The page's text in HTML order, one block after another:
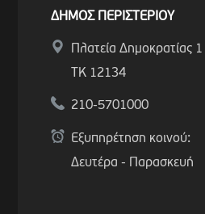
ΔΗΜΟΣ ΠΕΡΙΣΤΕΡΙΟΥ
Πλατεία Δημοκρατίας 1
ΤΚ 12134
210-5701000
Εξυπηρέτηση κοινού:
Δευτέρα - Παρασκευή